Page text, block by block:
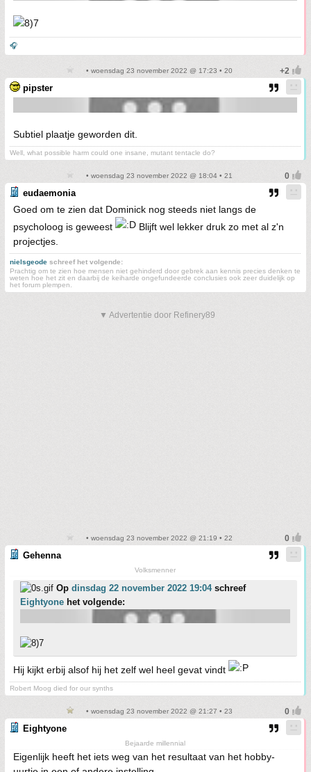
🎧
• woensdag 23 november 2022 @ 17:23 • 20
pipster
Subtiel plaatje geworden dit.
Well, what possible harm could one insane, mutant tentacle do?
• woensdag 23 november 2022 @ 18:04 • 21
eudaemonia
Goed om te zien dat Dominick nog steeds niet langs de
psycholoog is geweest
Blijft wel lekker druk zo met al z'n
projectjes.
nielsgeode schreef het volgende:
Prachtig om te zien hoe mensen niet gehinderd door gebrek aan kennis precies denken te
weten hoe het zit en daarbij de keiharde ongefundeerde conclusies ook zeer duidelijk op
het forum plempen.
▼ Advertentie door Refinery89
• woensdag 23 november 2022 @ 21:19 • 22
Gehenna
Volksmenner
Op dinsdag 22 november 2022 19:04schreef
Eightyone het volgende:
Hij kijkt erbij alsof hij het zelf wel heel gevat vindt
Robert Moog died for our synths
• woensdag 23 november 2022 @ 21:27 • 23
Eightyone
Bejaarde millennial
Eigenlijk heeft het iets weg van het resultaat van het hobby-